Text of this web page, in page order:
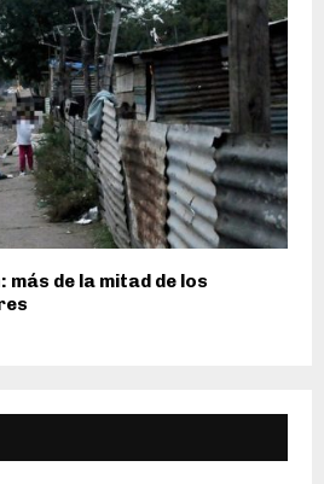
más de la mitad de los